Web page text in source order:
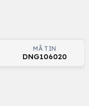
MÃ TIN
DNG106020